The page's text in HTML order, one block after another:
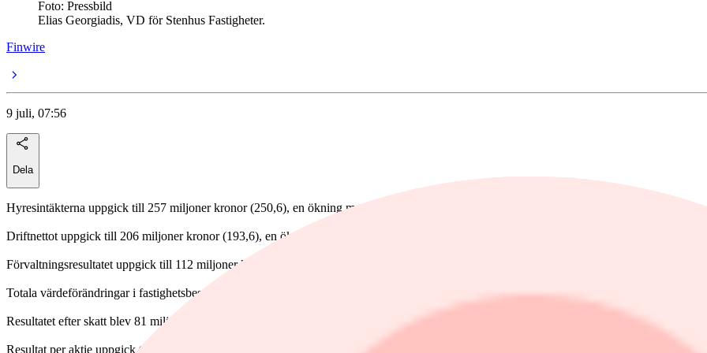
Foto: Pressbild
Elias Georgiadis, VD för Stenhus Fastigheter.
Finwire
9 juli, 07:56
Dela
Hyresintäkterna uppgick till 257 miljoner kronor (250,6), en ökning med 2,6 procent mot föregående år.
Driftnettot uppgick till 206 miljoner kronor (193,6), en ökning med 6,4 procent mot föregående år.
Förvaltningsresultatet uppgick till 112 miljoner kronor (95,6), en ökning med 17,2 procent mot föregående år.
Totala värdeförändringar i fastighetsbeståndet uppgick till 20 miljoner kronor (37,8). Totala värdeförändringar i derivat uppgick till -29
Resultatet efter skatt blev 81 miljoner kronor (49,1), en ökning med 65,0 procent mot föregående år.
Resultat per aktie uppgick till 0,24 kronor (0,13), vilket innebär en ökning med 84,6 procent mot föregående år.